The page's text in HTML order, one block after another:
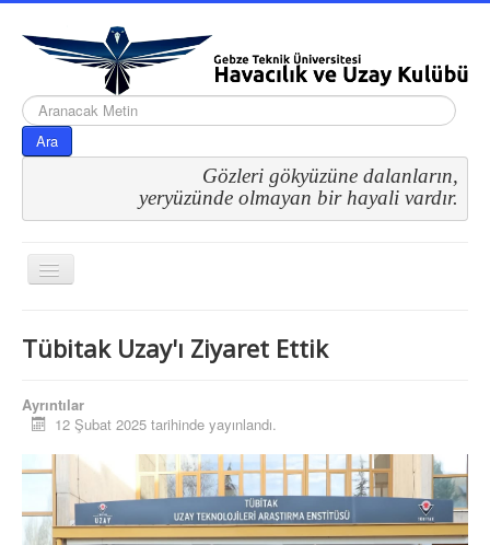
arama...
Ara
Gözleri gökyüzüne dalanların,
yeryüzünde olmayan bir hayali vardır.
Gezinme
geçişini
Etkinliklerimiz Geziler Tübitak Uzay'ı Ziyaret Ettik
Tübitak Uzay'ı Ziyaret Ettik
Ayrıntılar
12 Şubat 2025 tarihinde yayınlandı.